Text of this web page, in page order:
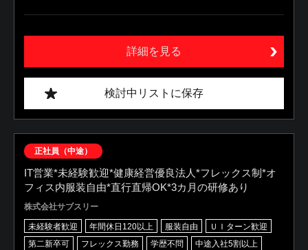
詳細を見る
検討中リストに保存
正社員（中途）
IT営業*未経験歓迎*健康経営優良法⼈*フレックス制*オ
フィス内服装自由*直行直帰OK*3カ月の研修あり
株式会社サブスリー
未経験者歓迎 年間休日120以上 服装自由
ＵＩターン歓迎
第二新卒可
フレックス勤務 学歴不問
中途入社5割以上